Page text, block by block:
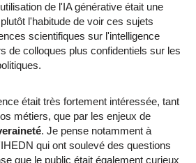
de l'IA générative était une
l'habitude de voir ces sujets
scientifiques sur l'intelligence
de colloques plus confidentiels sur les
était très fortement intéressée, tant
métiers, que par les enjeux de
. Je pense notamment à
qui ont soulevé des questions
que le public était également curieux